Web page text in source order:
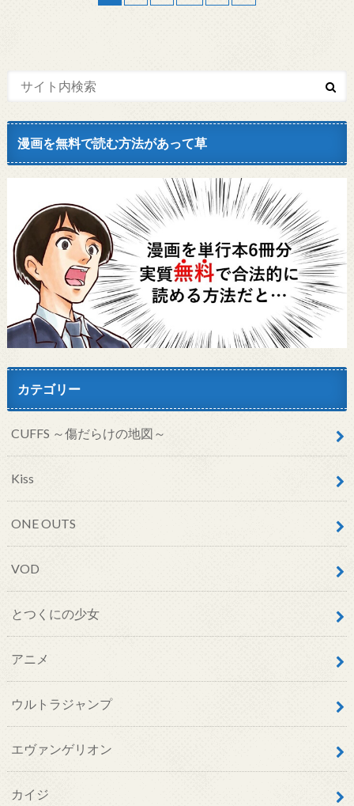
漫画を無料で読む方法があって草
カテゴリー
CUFFS ～傷だらけの地図～
Kiss
ONE OUTS
VOD
とつくにの少女
アニメ
ウルトラジャンプ
エヴァンゲリオン
カイジ